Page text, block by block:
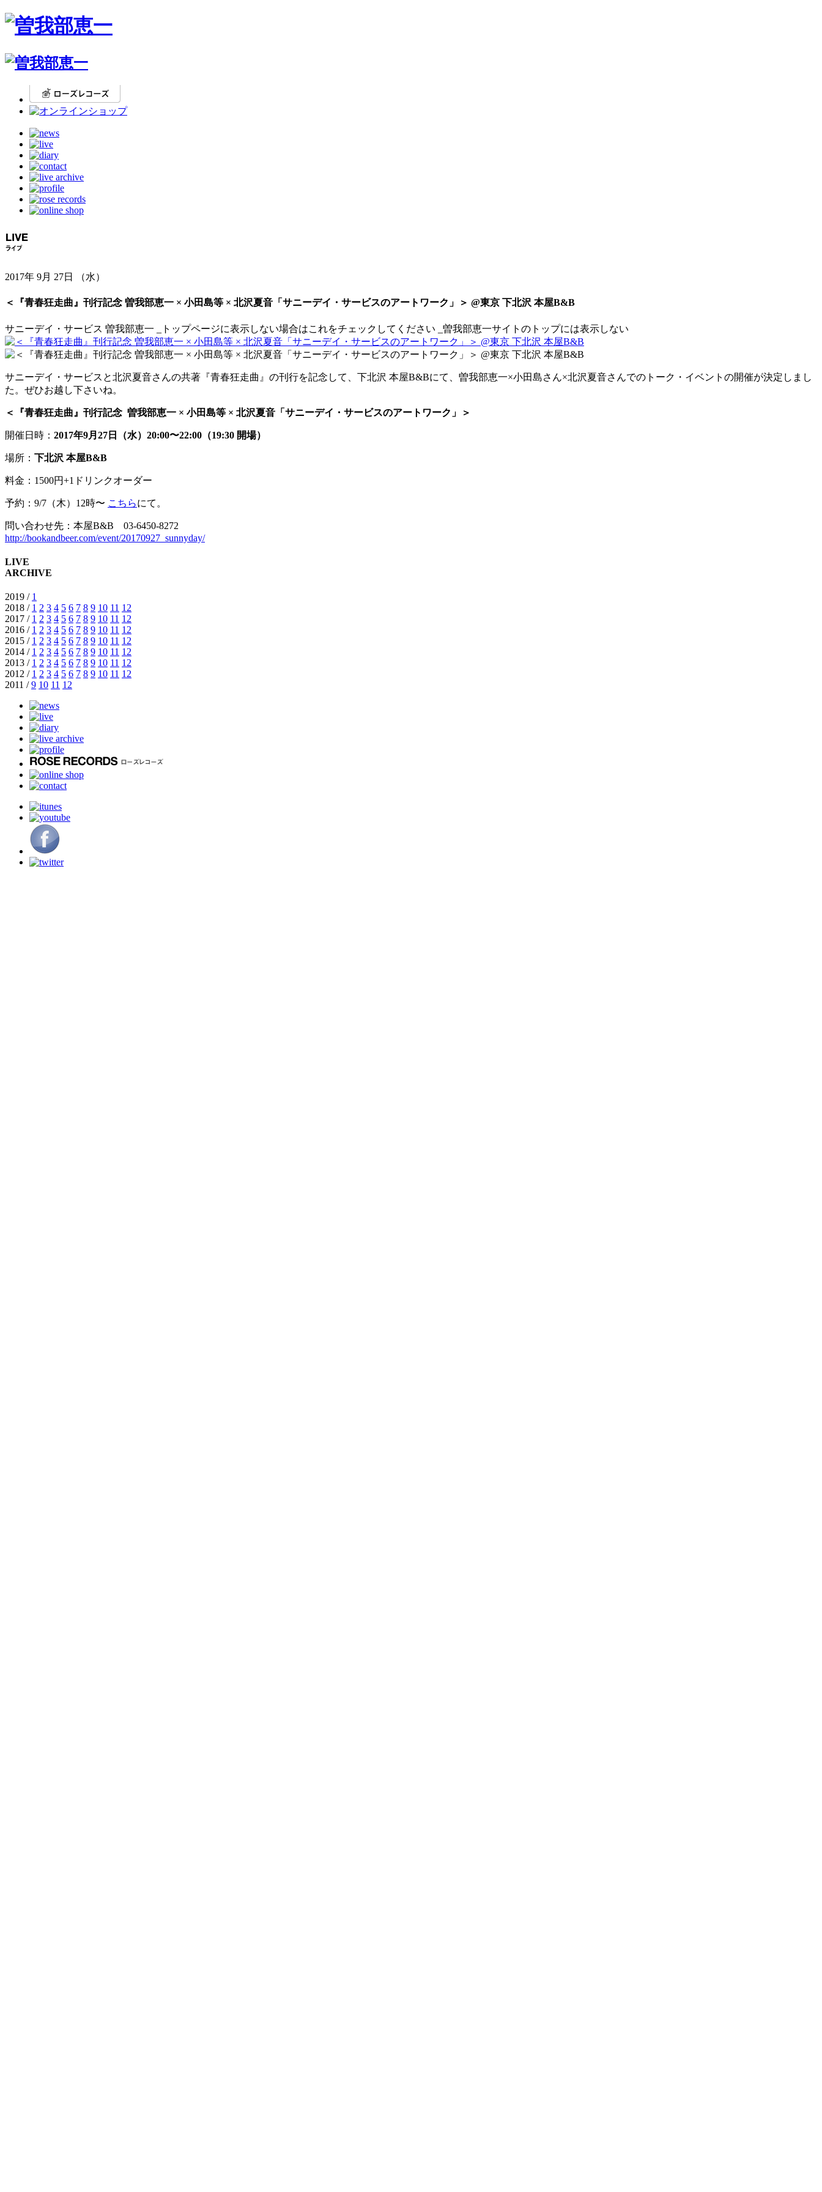
2017年 9月 27日 （水）
＜『青春狂走曲』刊行記念 曽我部恵一 × 小田島等 × 北沢夏音「サニーデイ・サービスのアートワーク」＞ @東京 下北沢 本屋B&B
サニーデイ・サービス 曽我部恵一 _トップページに表示しない場合はこれをチェックしてください _曽我部恵一サイトのトップには表示しない
サニーデイ・サービスと北沢夏音さんの共著『青春狂走曲』の刊行を記念して、下北沢 本屋B&Bにて、曽我部恵一×小田島さん×北沢夏音さんでのトーク・イベントの開催が決定しまし
た。ぜひお越し下さいね。
＜『青春狂走曲』刊行記念 曽我部恵一 × 小田島等 × 北沢夏音「サニーデイ・サービスのアートワーク」＞
開催日時： 2017年9月27日（水）20:00〜22:00（19:30 開場）
場所： 下北沢 本屋B&B
料金：1500円+1ドリンクオーダー
予約：9/7（木）12時〜 こちらにて。
問い合わせ先：本屋B&B 03-6450-8272
http://bookandbeer.com/event/20170927_sunnyday/
LIVE
ARCHIVE
2019 / 1
2018 / 1 2 3 4 5 6 7 8 9 10 11 12
2017 / 1 2 3 4 5 6 7 8 9 10 11 12
2016 / 1 2 3 4 5 6 7 8 9 10 11 12
2015 / 1 2 3 4 5 6 7 8 9 10 11 12
2014 / 1 2 3 4 5 6 7 8 9 10 11 12
2013 / 1 2 3 4 5 6 7 8 9 10 11 12
2012 / 1 2 3 4 5 6 7 8 9 10 11 12
2011 /9 10 11 12